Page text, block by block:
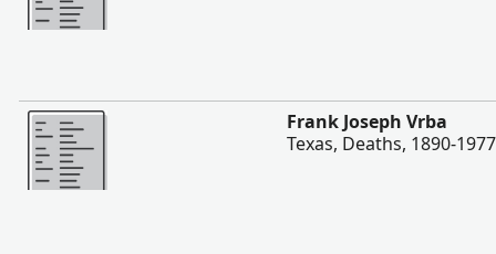
შევიტყოთ მეტი
Frank Joseph Vrba
Texas, Deaths, 1890-1977